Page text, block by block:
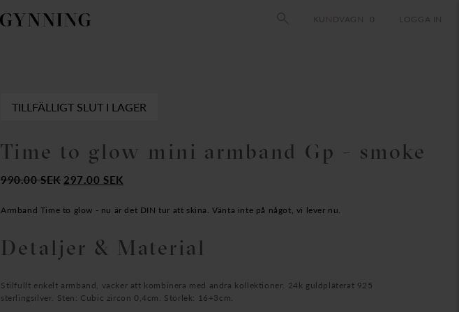
KUNDVAGN LOGGA IN
TILLFÄLLIGT SLUT I LAGER
Time to glow mini armband Gp - smoke
990.00SEK Det
priset
990.00
SEK.
297.00 SEK
priset
297.00
SEK.
Armband Time to glow - nu är det DIN tur att skina. Vänta inte på något, vi lever nu.
Detaljer & Material
Stilfullt enkelt armband, vacker att kombinera med andra kollektioner. 24k guldpläterat 925
sterlingsilver. Sten: Cubic zircon 0,4cm. Storlek: 16+3cm.